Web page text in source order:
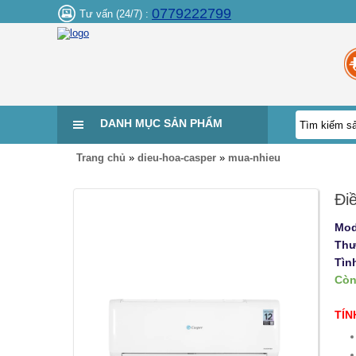
Tư vấn (24/7) : 0779222799
DANH MỤC SẢN PHẨM
Trang chủ » dieu-hoa-casper » mua-nhieu